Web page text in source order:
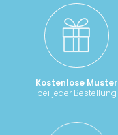
Kostenlose Muster
bei jeder Bestellung